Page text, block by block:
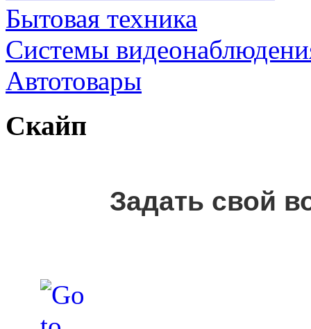
Бытовая техника
Cистемы
Автотовары
Скайп
Задать свой